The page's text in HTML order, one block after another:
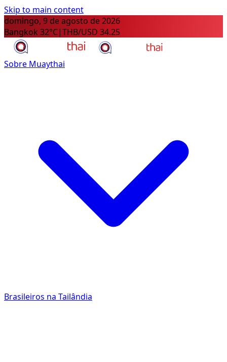
Skip to main content
domingo, 9 de agosto de 2026
Bangkok 32°C|THB/USD 34.25
Sobre Muaythai
Brasileiros na Tailândia